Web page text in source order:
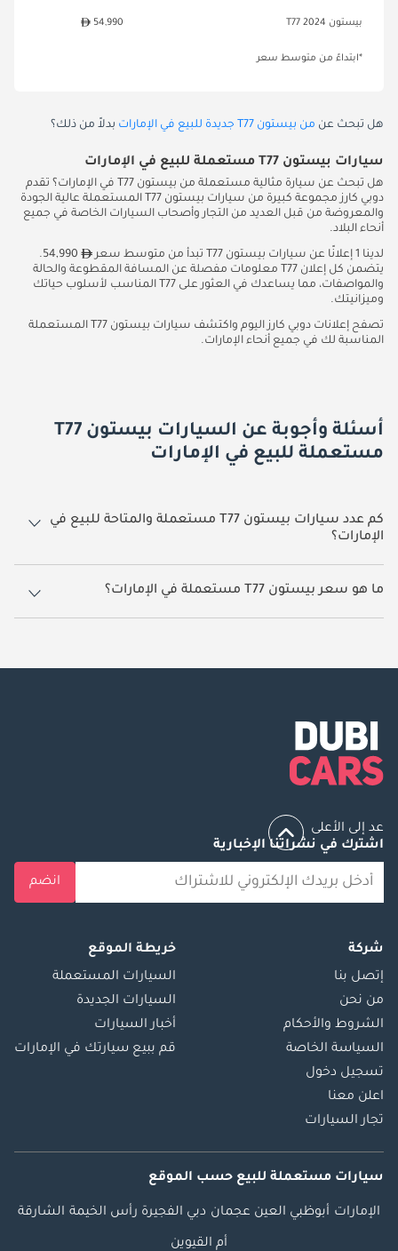
بيستون T77 2024 54,990
*ابتداءً من متوسط سعر
هل تبحث عن من بيستون T77 جديدة للبيع في الإمارات بدلاً من ذلك؟
سيارات بيستون T77 مستعملة للبيع في الإمارات
هل تبحث عن سيارة مثالية مستعملة من بيستون T77 في الإمارات؟ تقدم
دوبي كارز مجموعة كبيرة من سيارات بيستون T77 المستعملة عالية الجودة
والمعروضة من قبل العديد من التجار وأصحاب السيارات الخاصة في جميع
أنحاء البلاد.
لدينا 1 إعلانًا عن سيارات بيستون T77 تبدأ من متوسط سعر
54,990.
يتضمن كل إعلان T77 معلومات مفصلة عن المسافة المقطوعة والحالة
والمواصفات، مما يساعدك في العثور على T77 المناسب لأسلوب حياتك
وميزانيتك.
تصفح إعلانات دوبي كارز اليوم واكتشف سيارات بيستون T77 المستعملة
المناسبة لك في جميع أنحاء الإمارات.
أسئلة وأجوبة عن السيارات بيستون T77
مستعملة للبيع في الإمارات
كم عدد سيارات بيستون T77 مستعملة والمتاحة للبيع في
الإمارات؟
1 سيارة بيستون T77 مستعملة متوفرة للبيع في الإمارات.
ما هو سعر بيستون T77 مستعملة في الإمارات؟
يبدأ سعر سيارة بيستون T77 مستعملة في الإمارات 54,990.
عد إلى الأعلى
اشترك في نشراتنا الإخبارية
انضم
شركة
إتصل بنا
من نحن
الشروط والأحكام
السياسة الخاصة
تسجيل دخول
اعلن معنا
تجار السيارات
خريطة الموقع
السيارات المستعملة
السيارات الجديدة
أخبار السيارات
قم ببيع سيارتك في الإمارات
سيارات مستعملة للبيع حسب الموقع
الإمارات أبوظبي العين عجمان دبي الفجيرة رأس الخيمة الشارقة
أم القيوين